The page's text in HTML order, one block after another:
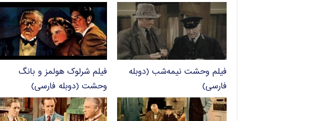
فیلم وحشت نیمه‌شب (دوبله
فارسی)
فیلم شرلوک هولمز و بانگ
وحشت (دوبله فارسی)